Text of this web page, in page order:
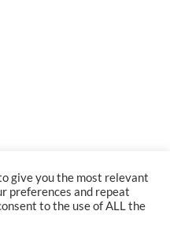
give you the most relevant
preferences and repeat
to the use of ALL the